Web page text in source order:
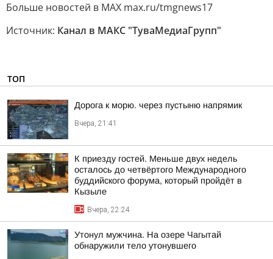
Больше новостей в МАХ max.ru/tmgnews17
Источник: Канал в МАКС "ТуваМедиаГрупп"
ТОП
Дорога к морю. через пустыню напрямик
Вчера, 21:41
К приезду гостей. Меньше двух недель
осталось до четвёртого Международного
буддийского форума, который пройдёт в
Кызыле
Вчера, 22:24
Утонул мужчина. На озере Чагытай
обнаружили тело утонувшего